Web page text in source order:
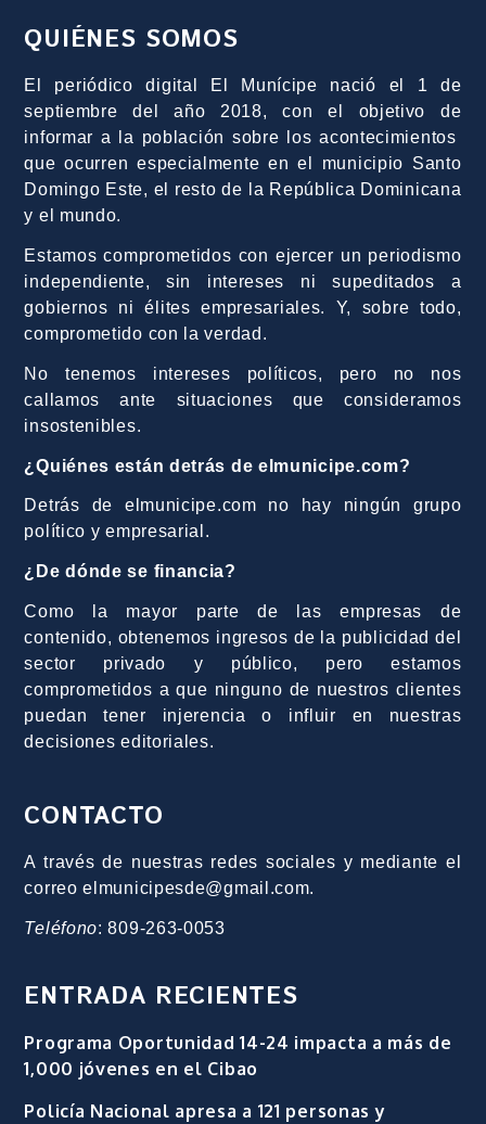
QUIÉNES SOMOS
El periódico digital El Munícipe nació el 1 de
septiembre del año 2018, con el objetivo de
informar a la población sobre los acontecimientos
que ocurren especialmente en el municipio Santo
Domingo Este, el resto de la República Dominicana
y el mundo.
Estamos comprometidos con ejercer un periodismo
independiente, sin intereses ni supeditados a
gobiernos ni élites empresariales. Y, sobre todo,
comprometido con la verdad.
No tenemos intereses políticos, pero no nos
callamos ante situaciones que consideramos
insostenibles.
¿Quiénes están detrás de elmunicipe.com?
Detrás de elmunicipe.com no hay ningún grupo
político y empresarial.
¿De dónde se financia?
Como la mayor parte de las empresas de
contenido, obtenemos ingresos de la publicidad del
sector privado y público, pero estamos
comprometidos a que ninguno de nuestros clientes
puedan tener injerencia o influir en nuestras
decisiones editoriales.
CONTACTO
A través de nuestras redes sociales y mediante el
correo elmunicipesde@gmail.com.
Teléfono: 809-263-0053
ENTRADA RECIENTES
Programa Oportunidad 14-24 impacta a más de
1,000 jóvenes en el Cibao
Policía Nacional apresa a 121 personas y